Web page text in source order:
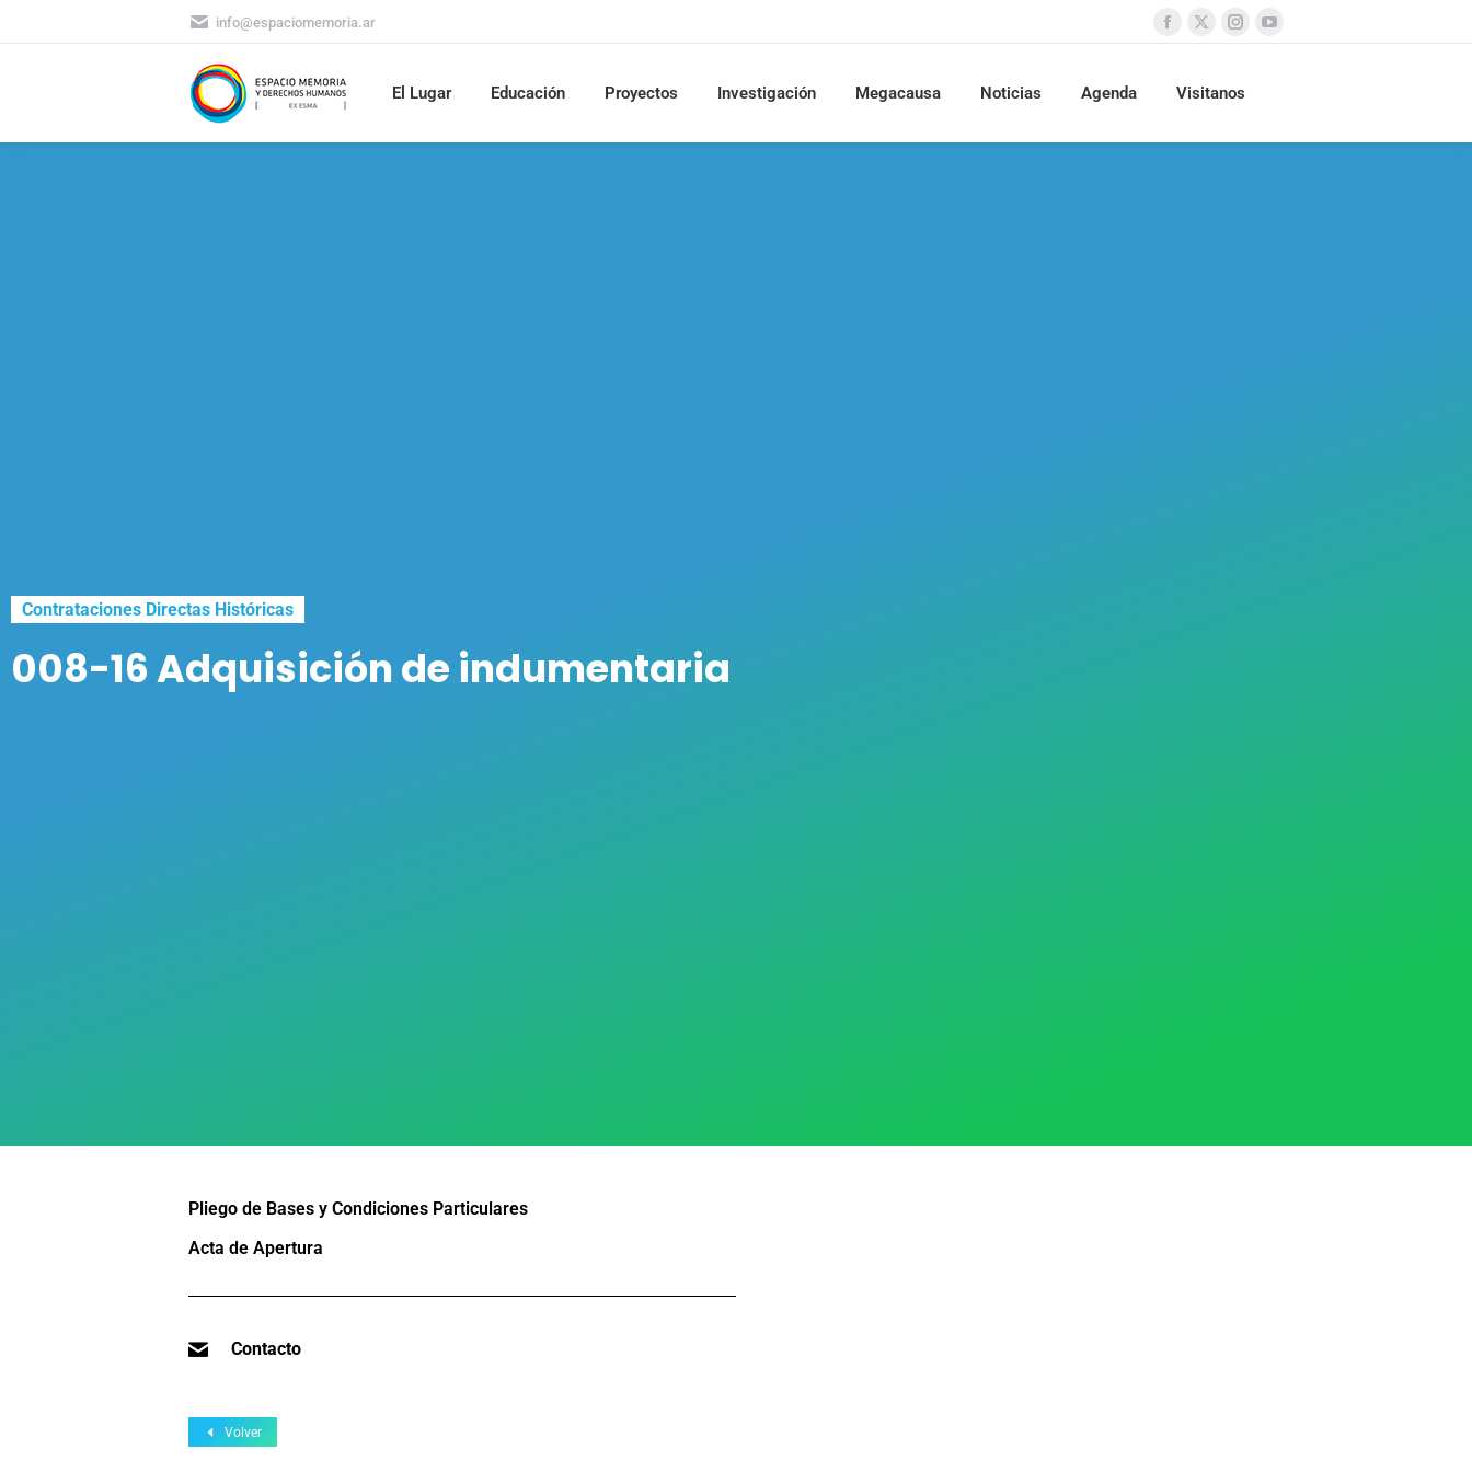
info@espaciomemoria.ar
El Lugar Educación Proyectos Investigación Megacausa Noticias Agenda Visitanos
Contrataciones Directas Históricas
008-16 Adquisición de indumentaria
Pliego de Bases y Condiciones Particulares
Acta de Apertura
Contacto
Volver